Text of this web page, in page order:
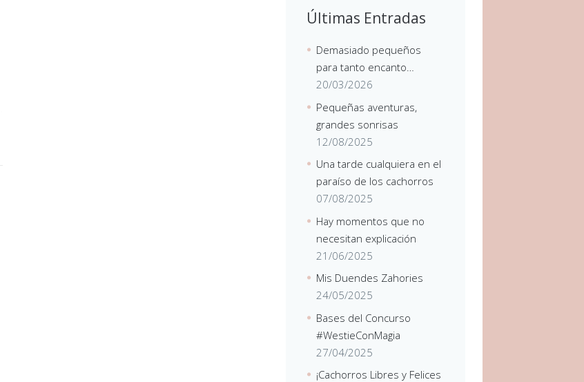
Últimas Entradas
Demasiado pequeños
para tanto encanto…
20/03/2026
Pequeñas aventuras,
grandes sonrisas
12/08/2025
Una tarde cualquiera en el
paraíso de los cachorros
07/08/2025
Hay momentos que no
necesitan explicación
21/06/2025
Mis Duendes Zahories
24/05/2025
Bases del Concurso
#WestieConMagia
27/04/2025
¡Cachorros Libres y Felices